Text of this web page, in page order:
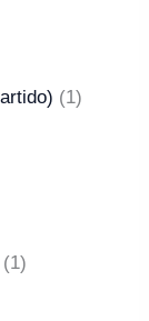
1
1